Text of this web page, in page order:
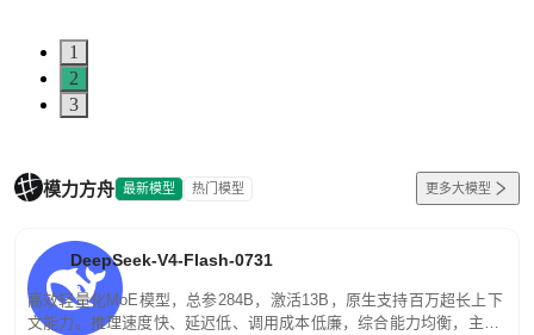
1
2
3
模力方舟 最新模型 热门模型 更多大模型
DeepSeek-V4-Flash-0731
高效轻量化MoE模型，总参284B，激活13B，原生支持百万超长上下
文能力。推理速度快、延迟低、调用成本低廉，综合能力均衡，主打